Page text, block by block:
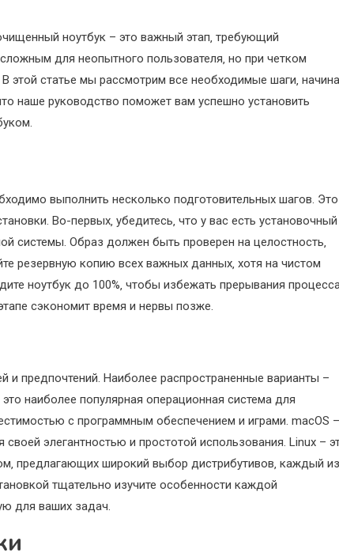
ноутбук – это важный этап‚ требующий
для неопытного пользователя‚ но при четком
этой статье мы рассмотрим все необходимые шаги‚
наше руководство поможет вам успешно установить
выполнить несколько подготовительных шагов. Это
Во-первых‚ убедитесь‚ что у вас есть установочный
системы. Образ должен быть проверен на целостность‚
резервную копию всех важных данных‚ хотя на чистом
ноутбук до 100%‚ чтобы избежать прерывания
сэкономит время и нервы позже.
и предпочтений. Наиболее распространенные варианты –
наиболее популярная операционная система для
с программным обеспечением и играми. macOS –
элегантностью и простотой использования. Linux –
предлагающих широкий выбор дистрибутивов‚ каждый из
тщательно изучите особенности каждой
для ваших задач.